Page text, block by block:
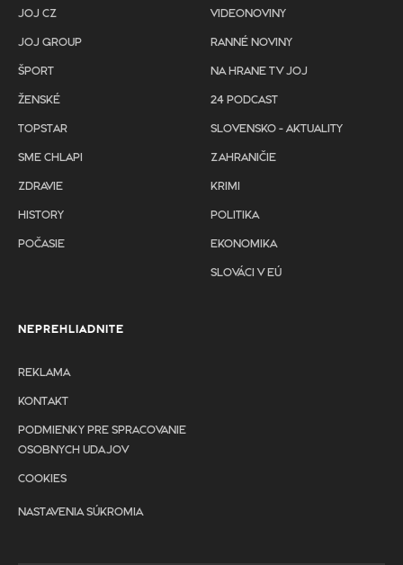
JOJ CZ
JOJ GROUP
ŠPORT
ŽENSKÉ
TOPSTAR
SME CHLAPI
ZDRAVIE
HISTORY
POČASIE
VIDEONOVINY
RANNÉ NOVINY
NA HRANE TV JOJ
24 PODCAST
SLOVENSKO - AKTUALITY
ZAHRANIČIE
KRIMI
POLITIKA
EKONOMIKA
SLOVÁCI V EÚ
NEPREHLIADNITE
REKLAMA
KONTAKT
PODMIENKY PRE SPRACOVANIE
OSOBNYCH UDAJOV
COOKIES
NASTAVENIA SÚKROMIA